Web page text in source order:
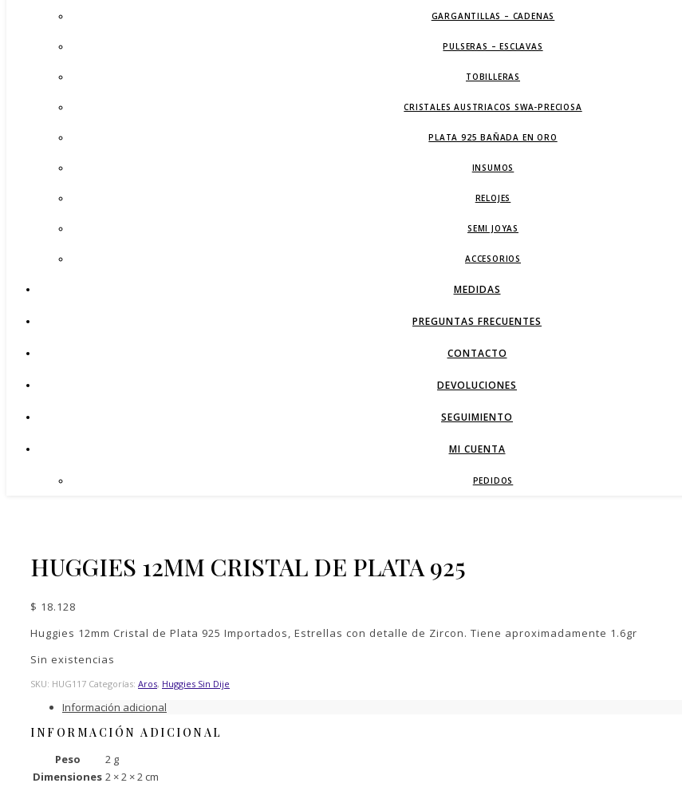
GARGANTILLAS – CADENAS
PULSERAS – ESCLAVAS
TOBILLERAS
CRISTALES AUSTRIACOS SWA-PRECIOSA
PLATA 925 BAÑADA EN ORO
INSUMOS
RELOJES
SEMI JOYAS
ACCESORIOS
MEDIDAS
PREGUNTAS FRECUENTES
CONTACTO
DEVOLUCIONES
SEGUIMIENTO
MI CUENTA
PEDIDOS
HUGGIES 12MM CRISTAL DE PLATA 925
$ 18.128
Huggies 12mm Cristal de Plata 925 Importados, Estrellas con detalle de Zircon. Tiene aproximadamente 1.6gr
Sin existencias
SKU: HUG117 Categorías: Aros, Huggies Sin Dije
Información adicional
INFORMACIÓN ADICIONAL
Peso
2 g
Dimensiones 2 × 2 × 2 cm